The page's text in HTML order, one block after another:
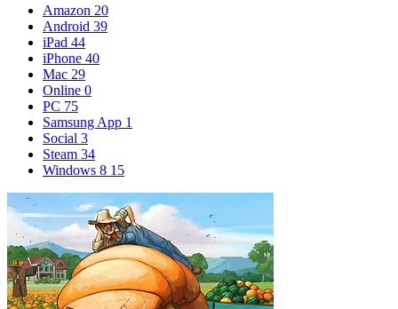
Amazon 20
Android 39
iPad 44
iPhone 40
Mac 29
Online 0
PC 75
Samsung App 1
Social 3
Steam 34
Windows 8 15